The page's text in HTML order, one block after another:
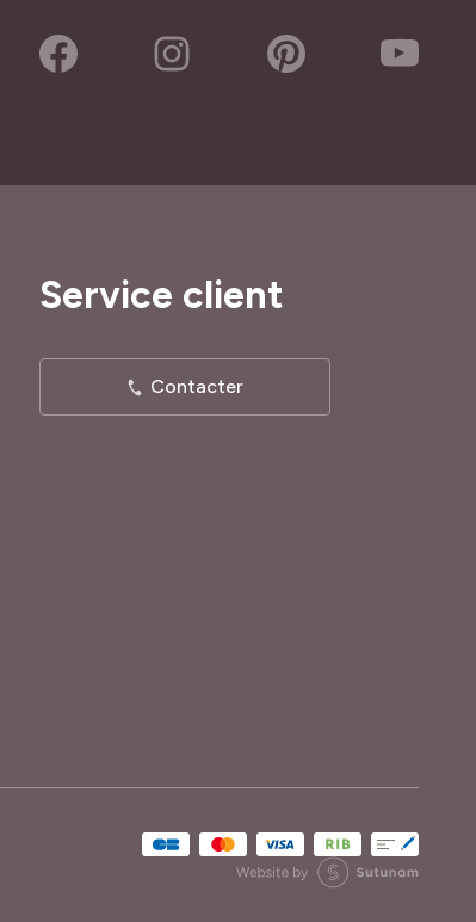
Service client
Contacter